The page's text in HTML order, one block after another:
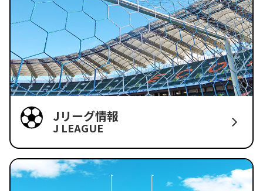
Jリーグ情報
J LEAGUE